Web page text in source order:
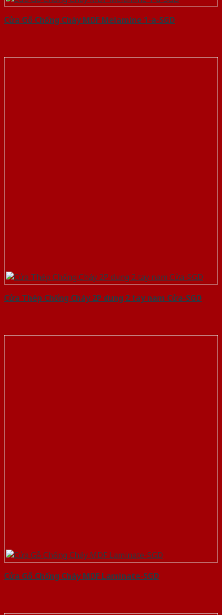
Cửa Gỗ Chống Cháy MDF Melamine 1-a-SGD
Cửa Thép Chống Cháy 2P dung 2 tay nam Cửa-SGD
Cửa Gỗ Chống Cháy MDF Laminate-SGD